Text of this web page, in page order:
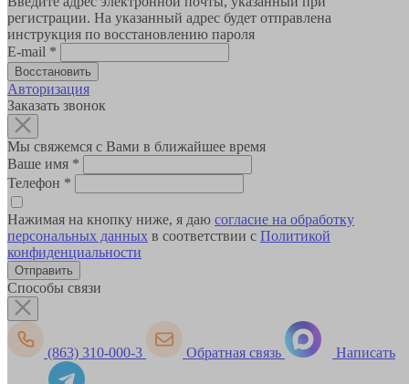
регистрации. На указанный адрес будет отправлена
инструкция по восстановлению пароля
E-mail *
Авторизация
Заказать звонок
Мы свяжемся с Вами в ближайшее время
Ваше имя *
Телефон *
Нажимая на кнопку ниже, я даю согласие на обработку
персональных данных в соответствии с Политикой
конфиденциальности
Способы связи
(863) 310-000-3 Обратная связь Написать